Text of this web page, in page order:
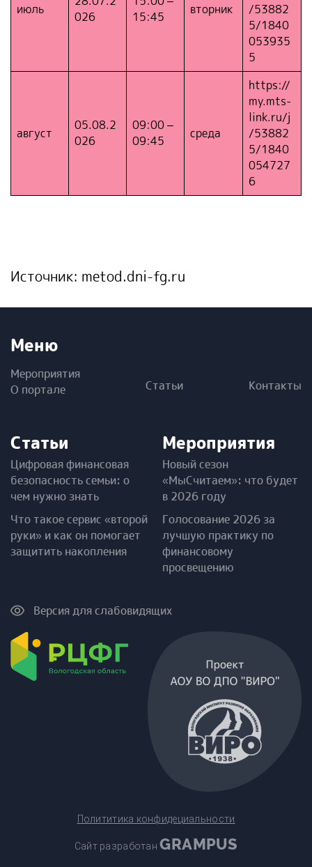
июль
026
15:45
вторник
/53882
5/1840
053935
5
август
05.08.2
026
09:00 –
09:45
среда
https://
my.mts-
link.ru/j
/53882
5/1840
054727
6
Источник: metod.dni-fg.ru
Меню
Мероприятия
О портале
Статьи Контакты
Статьи
Цифровая финансовая
безопасность семьи: о
чем нужно знать
Что такое сервис «второй
руки» и как он помогает
защитить накопления
Мероприятия
Новый сезон
«МыСчитаем»: что будет
в 2026 году
Голосование 2026 за
лучшую практику по
финансовому
просвещению
Версия для слабовидящих
Полититика конфидециальности
Сайт разработанGRAMPUS